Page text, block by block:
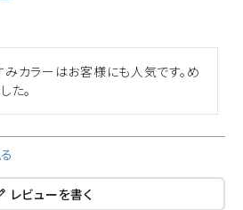
みカラーはお客様にも人気です。め
た。
レビューを書く